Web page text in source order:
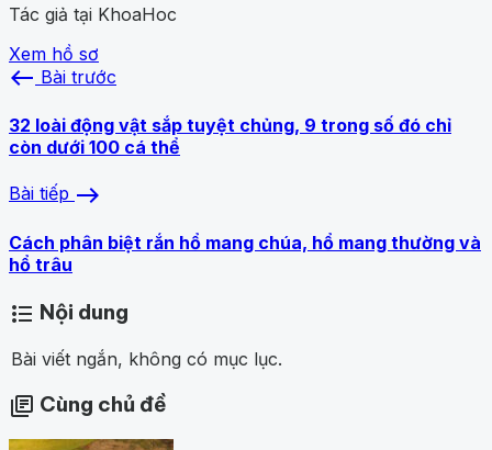
Tác giả tại KhoaHoc
Xem hồ sơ
west Bài trước
32 loài động vật sắp tuyệt chủng, 9 trong số đó chỉ
còn dưới 100 cá thể
Bài tiếp east
Cách phân biệt rắn hổ mang chúa, hổ mang thường và
hổ trâu
format_list_bulleted Nội dung
Bài viết ngắn, không có mục lục.
library_books Cùng chủ đề